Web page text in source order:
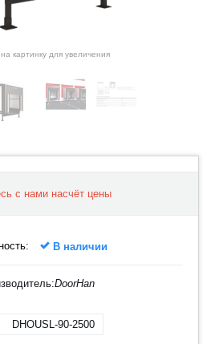
картинку для увеличения
с нами насчёт цены
В наличии
DoorHan
DHOUSL-90-2500